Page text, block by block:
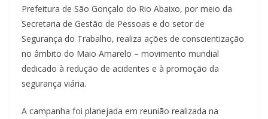
Prefeitura de São Gonçalo do Rio Abaixo, por meio da
Secretaria de Gestão de Pessoas e do setor de
Segurança do Trabalho, realiza ações de conscientização
no âmbito do Maio Amarelo – movimento mundial
dedicado à redução de acidentes e à promoção da
segurança viária.
A campanha foi planejada em reunião realizada na